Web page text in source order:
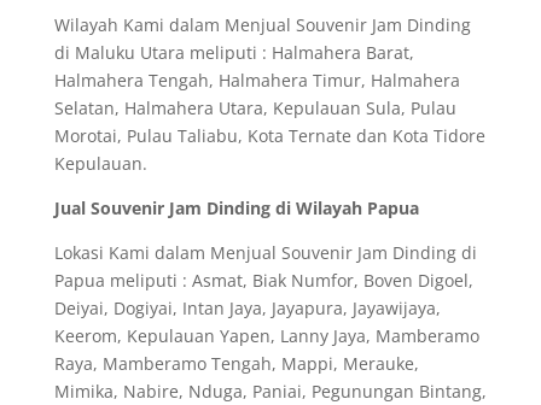
Wilayah Kami dalam Menjual Souvenir Jam Dinding
di Maluku Utara meliputi : Halmahera Barat,
Halmahera Tengah, Halmahera Timur, Halmahera
Selatan, Halmahera Utara, Kepulauan Sula, Pulau
Morotai, Pulau Taliabu, Kota Ternate dan Kota Tidore
Kepulauan.
Jual Souvenir Jam Dinding di Wilayah Papua
Lokasi Kami dalam Menjual Souvenir Jam Dinding di
Papua meliputi : Asmat, Biak Numfor, Boven Digoel,
Deiyai, Dogiyai, Intan Jaya, Jayapura, Jayawijaya,
Keerom, Kepulauan Yapen, Lanny Jaya, Mamberamo
Raya, Mamberamo Tengah, Mappi, Merauke,
Mimika, Nabire, Nduga, Paniai, Pegunungan Bintang,